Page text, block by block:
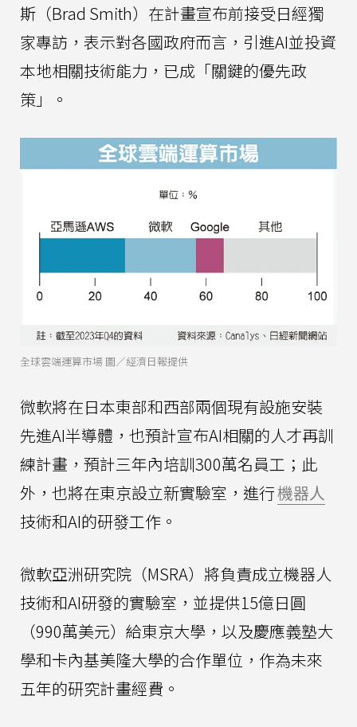
斯（Brad Smith）在計畫宣布前接受日經獨
家專訪，表示對各國政府而言，引進AI並投資
本地相關技術能力，已成「關鍵的優先政
策」。
全球雲端運算市場 圖／經濟日報提供
微軟將在日本東部和西部兩個現有設施安裝
先進AI半導體，也預計宣布AI相關的人才再訓
練計畫，預計三年內培訓300萬名員工；此
外，也將在東京設立新實驗室，進行機器人
技術和AI的研發工作。
微軟亞洲研究院（MSRA）將負責成立機器人
技術和AI研發的實驗室，並提供15億日圓
（990萬美元）給東京大學，以及慶應義塾大
學和卡內基美隆大學的合作單位，作為未來
五年的研究計畫經費。